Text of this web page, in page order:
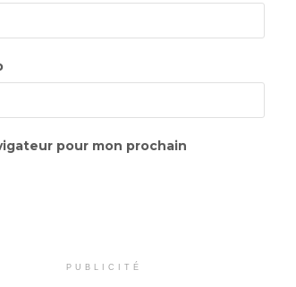
pour mon prochain
PUBLICITÉ